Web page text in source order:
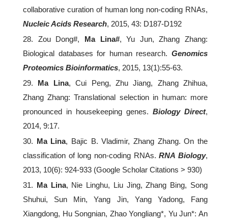
collaborative curation of human long non-coding RNAs,
Nucleic Acids Research, 2015, 43: D187-D192
28. Zou Dong#, Ma Lina#, Yu Jun, Zhang Zhang:
Biological databases for human research. Genomics
Proteomics Bioinformatics, 2015, 13(1):55-63.
29. Ma Lina, Cui Peng, Zhu Jiang, Zhang Zhihua,
Zhang Zhang: Translational selection in human: more
pronounced in housekeeping genes. Biology Direct,
2014, 9:17.
30. Ma Lina, Bajic B. Vladimir, Zhang Zhang. On the
classification of long non-coding RNAs.RNA Biology,
2013, 10(6): 924-933 (Google Scholar Citations > 930)
31. Ma Lina, Nie Linghu, Liu Jing, Zhang Bing, Song
Shuhui, Sun Min, Yang Jin, Yang Yadong, Fang
Xiangdong, Hu Songnian, Zhao Yongliang*, Yu Jun*: An